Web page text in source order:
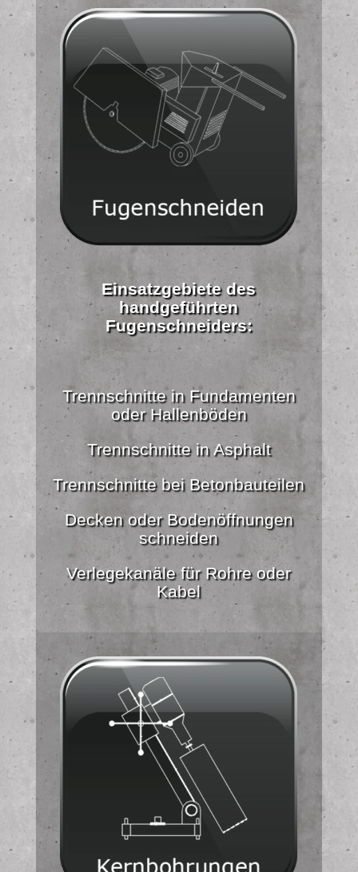
Einsatzgebiete des
handgeführten
Fugenschneiders:
Trennschnitte in Fundamenten
oder Hallenböden
Trennschnitte in Asphalt
Trennschnitte bei Betonbauteilen
Decken oder Bodenöffnungen
schneiden
Verlegekanäle für Rohre oder
Kabel